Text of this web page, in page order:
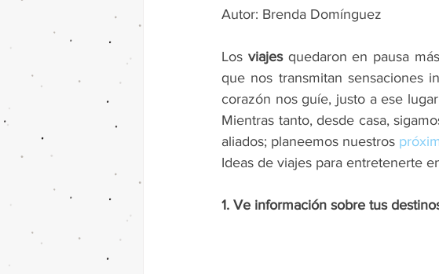
Autor: Brenda Domínguez
Los viajes quedaron en pausa
que nos transmitan sensaciones
corazón nos guíe, justo a ese
Mientras tanto, desde casa,
aliados; planeemos nuestros
Ideas de viajes para entretenerte
1. Ve información sobre tus